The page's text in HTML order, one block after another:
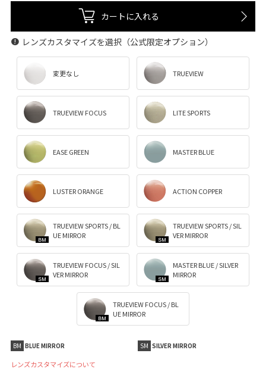
カートに入れる
レンズカスタマイズを選択（公式限定オプション）
変更なし TRUEVIEW
TRUEVIEW FOCUS LITE SPORTS
EASE GREEN MASTER BLUE
LUSTER ORANGE ACTION COPPER
TRUEVIEW SPORTS / BL
UE MIRROR
TRUEVIEW SPORTS / SIL
VER MIRROR
TRUEVIEW FOCUS / SIL
VER MIRROR
MASTER BLUE / SILVER
MIRROR
TRUEVIEW FOCUS / BL
UE MIRROR
BM BLUE MIRROR SM SILVER MIRROR
レンズカスタマイズについて